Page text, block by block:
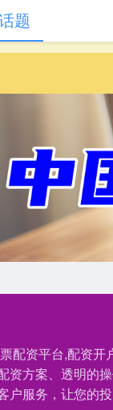
配资平台,配资
资方案、透明的
户服务，让您的
题